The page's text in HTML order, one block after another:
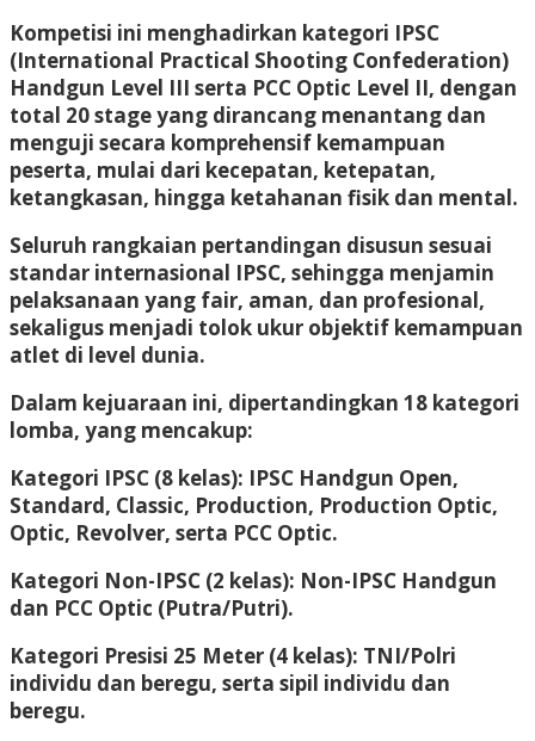
Kompetisi ini menghadirkan kategori IPSC
(International Practical Shooting Confederation)
Handgun Level III serta PCC Optic Level II, dengan
total 20 stage yang dirancang menantang dan
menguji secara komprehensif kemampuan
peserta, mulai dari kecepatan, ketepatan,
ketangkasan, hingga ketahanan fisik dan mental.
Seluruh rangkaian pertandingan disusun sesuai
standar internasional IPSC, sehingga menjamin
pelaksanaan yang fair, aman, dan profesional,
sekaligus menjadi tolok ukur objektif kemampuan
atlet di level dunia.
Dalam kejuaraan ini, dipertandingkan 18 kategori
lomba, yang mencakup:
Kategori IPSC (8 kelas): IPSC Handgun Open,
Standard, Classic, Production, Production Optic,
Optic, Revolver, serta PCC Optic.
Kategori Non-IPSC (2 kelas): Non-IPSC Handgun
dan PCC Optic (Putra/Putri).
Kategori Presisi 25 Meter (4 kelas): TNI/Polri
individu dan beregu, serta sipil individu dan
beregu.